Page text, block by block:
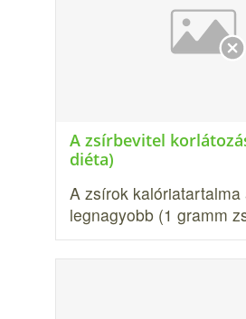
A zsírbevitel
diéta)
A zsírok kalóriatartalma
legnagyobb (1 gramm